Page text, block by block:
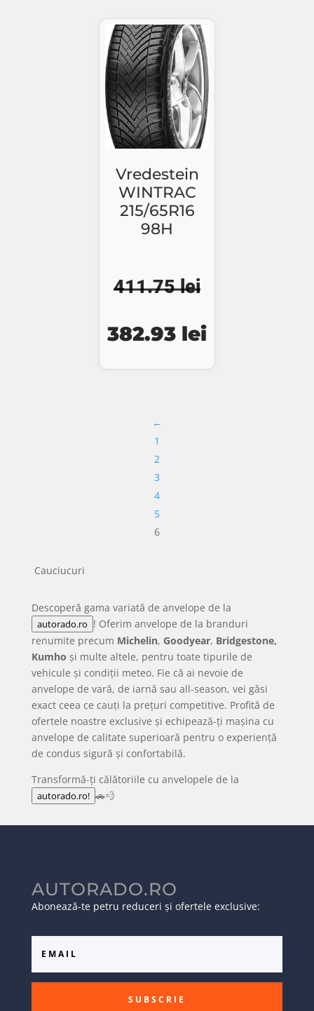
460.08 lei.
427.87 lei.
fost:
388.24 lei.
Vredestein
WINTRAC
215/65R16
98H
411.75lei
inițial
a
411.75 lei.
382.93 lei
este:
←
1
2
3
4
5
6
Cauciucuri
Descoperă gama variată de anvelope de la
autorado.ro ! Oferim anvelope de la branduri
renumite precum Michelin, Goodyear, Bridgestone,
Kumho și multe altele, pentru toate tipurile de
vehicule și condiții meteo. Fie că ai nevoie de
anvelope de vară, de iarnă sau all-season, vei găsi
exact ceea ce cauți la prețuri competitive. Profită de
ofertele noastre exclusive și echipează-ți mașina cu
anvelope de calitate superioară pentru o experiență
de condus sigură și confortabilă.
Transformă-ți călătoriile cu anvelopele de la
autorado.ro! 🚗💨
AUTORADO.RO
Abonează-te petru reduceri și ofertele exclusive:
SUBSCRIE